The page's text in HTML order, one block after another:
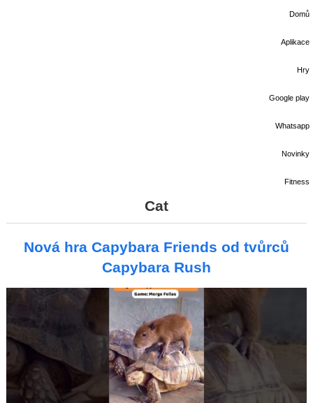
Domů
Aplikace
Hry
Google play
Whatsapp
Novinky
Fitness
Cat
Nová hra Capybara Friends od tvůrců
Capybara Rush